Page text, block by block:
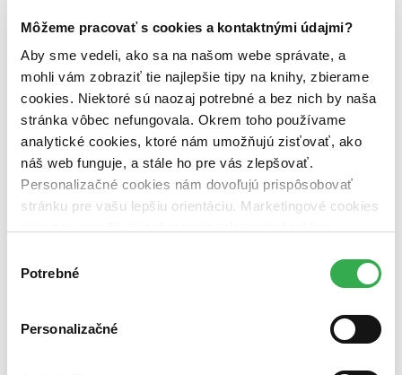
Môžeme pracovať s cookies a kontaktnými údajmi?
Aby sme vedeli, ako sa na našom webe správate, a
mohli vám zobraziť tie najlepšie tipy na knihy, zbierame
cookies. Niektoré sú naozaj potrebné a bez nich by naša
stránka vôbec nefungovala. Okrem toho používame
analytické cookies, ktoré nám umožňujú zisťovať, ako
náš web funguje, a stále ho pre vás zlepšovať.
Personalizačné cookies nám dovoľujú prispôsobovať
stránku pre vašu lepšiu orientáciu. Marketingové cookies
nám pomohlo, keby sme mohli používať všetky tieto
súhlasu
Potrebné
Personalizačné
pripravujeme (0 titulov)pripravujeme
vypredaných)
Nové / čítané
nová (0 titulov)
čítaná (0 titulov)čítaná
čítaná - výborný stav (0 titulov)čítaná - výborný stav
čítaná - mierne opotrebovaná (0 titulov)čítaná - mierne
opotrebovaná
čítané verzie vypredaných kníh (0 titulov) čítané verzie
vypredaných kníh